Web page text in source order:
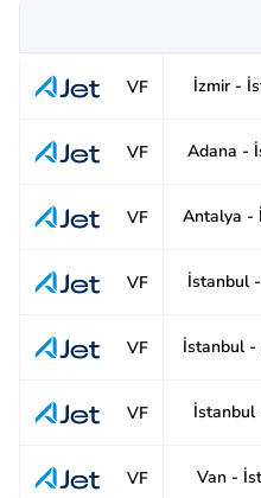
VF İzmir -
VF Adana -
VF Antalya -
VF İstanbul
VF İstanbul -
VF İstanbul
VF Van -